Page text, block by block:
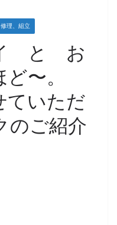
修理、組立
イ と お
ど〜。
いただ
のご紹介